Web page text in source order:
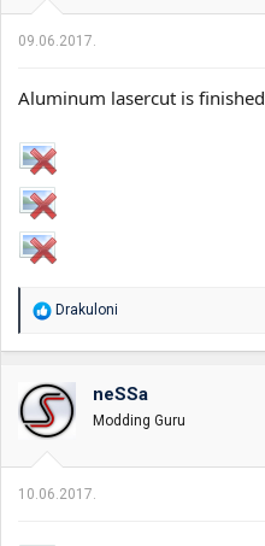
09.06.2017.
Aluminum lasercut is finished
R
a
o
v
a
:
Drakuloni
neSSa
Modding Guru
10.06.2017.